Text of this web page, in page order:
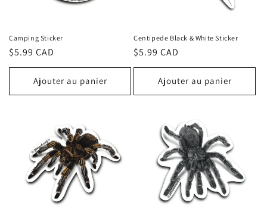
n
:
Camping Sticker
Prix
habituel
$5.99 CAD
Ajouter au panier
Centipede Black & White Sticker
Prix
habituel
$5.99 CAD
Ajouter au panier